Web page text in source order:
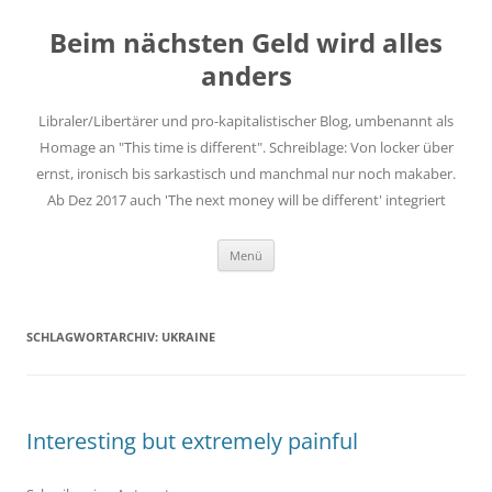
springen
Beim nächsten Geld wird alles
anders
Libraler/Libertärer und pro-kapitalistischer Blog, umbenannt als
Homage an "This time is different". Schreiblage: Von locker über
ernst, ironisch bis sarkastisch und manchmal nur noch makaber.
Ab Dez 2017 auch 'The next money will be different' integriert
Menü
SCHLAGWORTARCHIV: UKRAINE
Interesting but extremely painful